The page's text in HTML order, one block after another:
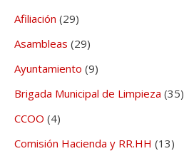
Afiliación (29)
Asambleas (29)
Ayuntamiento (9)
Brigada Municipal de Limpieza (35)
CCOO (4)
Comisión Hacienda y RR.HH (13)